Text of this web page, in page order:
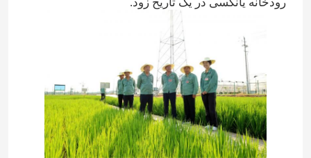
درباره ما
تور کارخانه
کنترل کیفیت